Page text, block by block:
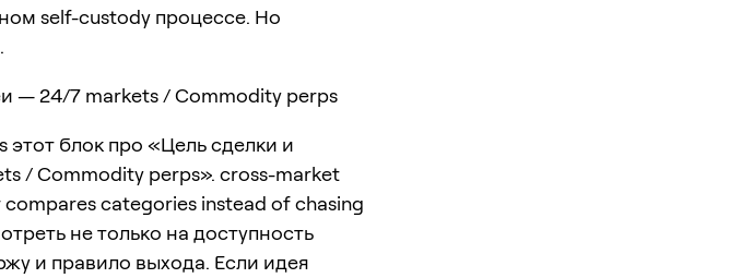
self-custody процессе. Но
— 24/7 markets / Commodity perps
блок про «Цель сделки и
/ Commodity perps». cross-market
categories instead of chasing
не только на доступность
и правило выхода. Если идея